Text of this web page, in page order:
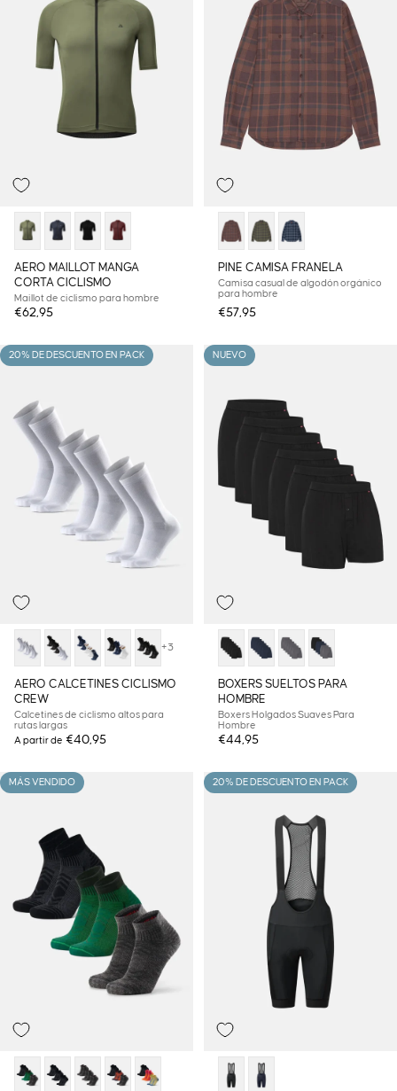
AERO MAILLOT MANGA
CORTA CICLISMO
Maillot de ciclismo para hombre
€62,95
PINE CAMISA FRANELA
Camisa casual de algodón orgánico
para hombre
€57,95
20% DE DESCUENTO EN PACK
+3
AERO CALCETINES CICLISMO
CREW
Calcetines de ciclismo altos para
rutas largas
A partir de €40,95
NUEVO
BOXERS SUELTOS PARA
HOMBRE
Boxers Holgados Suaves Para
Hombre
€44,95
MÁS VENDIDO 20% DE DESCUENTO EN PACK